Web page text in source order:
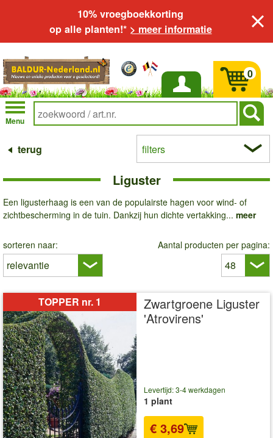
10% vroegboekkorting
op alle planten!* > meer informatie
Inloggen
Menu
0
terug filters
Liguster
Een ligusterhaag is een van de populairste hagen voor wind- of
zichtbescherming in de tuin. Dankzij hun dichte vertakking... meer
sorteren naar: Aantal producten per pagina:
TOPPER nr. 1
Zwartgroene Liguster
'Atrovirens'
Levertijd: 3-4 werkdagen
1 plant
€ 3,69